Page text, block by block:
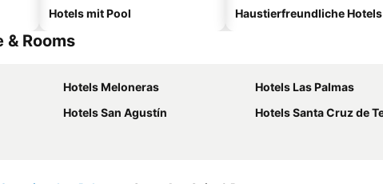
Hotels mit Pool Haustierfreundliche Hotels
& Rooms
Hotels Meloneras
Hotels Las Palmas
Hotels San Agustín
Hotels Santa Cruz de